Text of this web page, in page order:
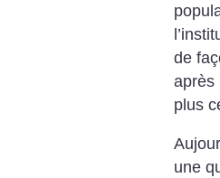
de
après
plus
une